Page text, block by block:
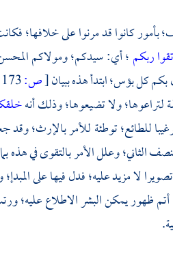
كانوا قد مرنوا على خلافها؛
ربكم؛ أي: سيدكم؛ ومولاكم المحسن
بكم كل بؤس؛ ابتدأ هذه ببيان[ص:
ولا تضيعوها؛ وذلك أنه
للطائع؛ توطئة للأمر بالإرث؛
وعلل الأمر بالتقوى في هذه
مزيد عليه؛ فدل فيها على المبدإ؛
ظهور يمكن البشر الاطلاع عليه؛